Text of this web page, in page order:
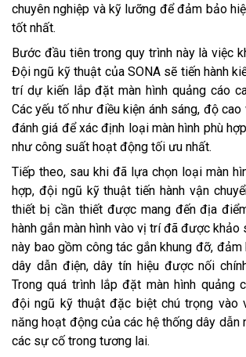
chuyên nghiệp và kỹ lưỡng để đảm bảo
tốt nhất.
Bước đầu tiên trong quy trình này là việc
Đội ngũ kỹ thuật của SONA sẽ tiến hành
trí dự kiến lắp đặt màn hình quảng cáo
Các yếu tố như điều kiện ánh sáng, độ
đánh giá để xác định loại màn hình phù
như công suất hoạt động tối ưu nhất.
Tiếp theo, sau khi đã lựa chọn loại màn
hợp, đội ngũ kỹ thuật tiến hành vận
thiết bị cần thiết được mang đến địa
hành gắn màn hình vào vị trí đã được
này bao gồm công tác gắn khung đỡ,
dây dẫn điện, dây tín hiệu được nối
Trong quá trình lắp đặt màn hình quảng
đội ngũ kỹ thuật đặc biệt chú trọng vào
năng hoạt động của các hệ thống dây dẫn
các sự cố trong tương lai.